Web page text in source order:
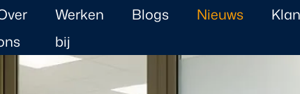
Werken
bij
Blogs Nieuws